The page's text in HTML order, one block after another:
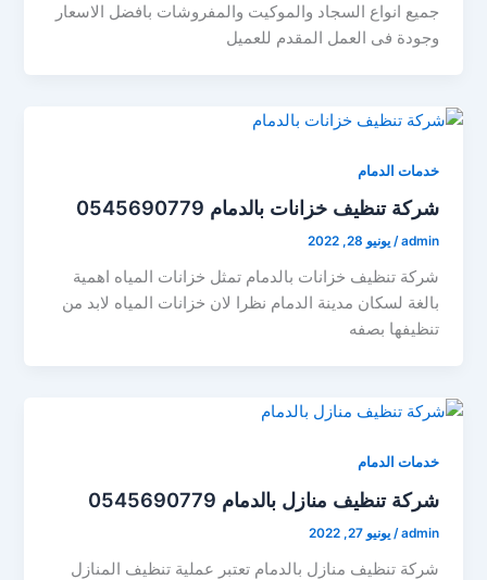
جميع انواع السجاد والموكيت والمفروشات بافضل الاسعار
وجودة فى العمل المقدم للعميل
خدمات الدمام
شركة تنظيف خزانات بالدمام 0545690779
admin
/يونيو 28, 2022
شركة تنظيف خزانات بالدمام تمثل خزانات المياه اهمية
بالغة لسكان مدينة الدمام نظرا لان خزانات المياه لابد من
تنظيفها بصفه
خدمات الدمام
شركة تنظيف منازل بالدمام 0545690779
admin
/يونيو 27, 2022
شركة تنظيف منازل بالدمام تعتبر عملية تنظيف المنازل